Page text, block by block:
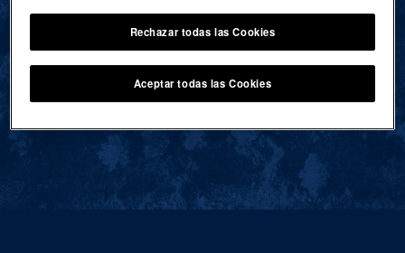
VOLVER AL INICIO
Rechazar todas las Cookies
Aceptar todas las Cookies